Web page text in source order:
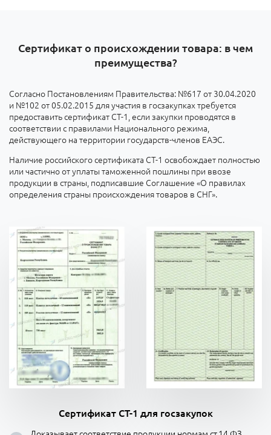
Сертификат о происхождении товара: в чем
преимущества?
Согласно Постановлениям Правительства: №617 от 30.04.2020
и №102 от 05.02.2015 для участия в госзакупках требуется
предоставить сертификат СТ-1, если закупки проводятся в
соответствии с правилами Национального режима,
действующего на территории государств-членов ЕАЭС.
Наличие российского сертификата СТ-1 освобождает полностью
или частично от уплаты таможенной пошлины при ввозе
продукции в страны, подписавшие Соглашение «О правилах
определения страны происхождения товаров в СНГ».
Сертификат СТ-1 для госзакупок